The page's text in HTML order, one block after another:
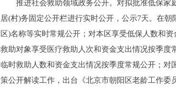
推进社会救助领域政务公开。对拟批准低保家
居(村)务固定公开栏进行实时公开，公示7天。在
区)名称等实时常规公开；对本区享受低保人数和
救助对象享受医疗救助人次和资金支出情况按季
临时救助人数和资金支出情况按季度常规公开；
策公开解读工作，出台《北京市朝阳区老龄工作委